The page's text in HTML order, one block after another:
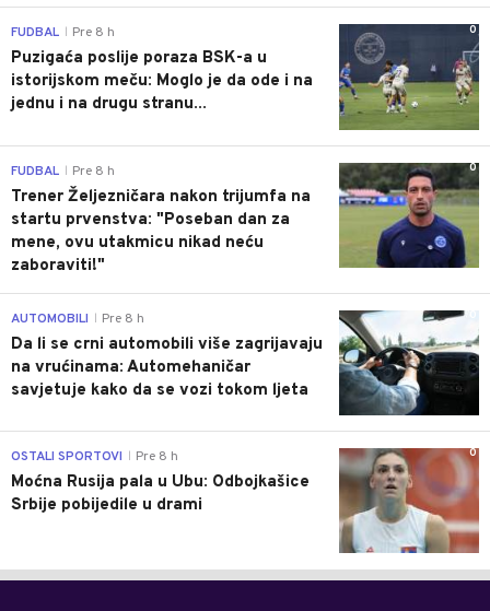
0
FUDBAL Pre 8 h
Puzigaća poslije poraza BSK-a u
istorijskom meču: Moglo je da ode i na
jednu i na drugu stranu...
0
FUDBAL Pre 8 h
Trener Željezničara nakon trijumfa na
startu prvenstva: "Poseban dan za
mene, ovu utakmicu nikad neću
zaboraviti!"
AUTOMOBILI Pre 8 h
Da li se crni automobili više zagrijavaju
na vrućinama: Automehaničar
savjetuje kako da se vozi tokom ljeta
0
OSTALI SPORTOVI Pre 8 h
Moćna Rusija pala u Ubu: Odbojkašice
Srbije pobijedile u drami